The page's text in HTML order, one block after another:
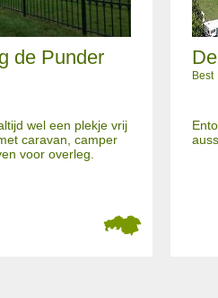
de Punder
wel een plekje vrij
caravan, camper
voor overleg.
Best